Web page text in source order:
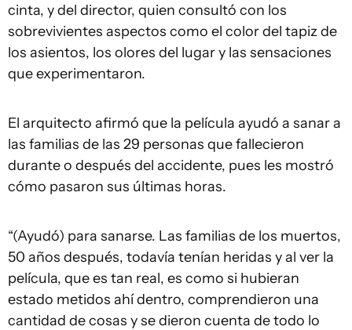
cinta, y del director, quien consultó con los
sobrevivientes aspectos como el color del tapiz de
los asientos, los olores del lugar y las sensaciones
que experimentaron.
El arquitecto afirmó que la película ayudó a sanar a
las familias de las 29 personas que fallecieron
durante o después del accidente, pues les mostró
cómo pasaron sus últimas horas.
“(Ayudó) para sanarse. Las familias de los muertos,
50 años después, todavía tenían heridas y al ver la
película, que es tan real, es como si hubieran
estado metidos ahí dentro, comprendieron una
cantidad de cosas y se dieron cuenta de todo lo